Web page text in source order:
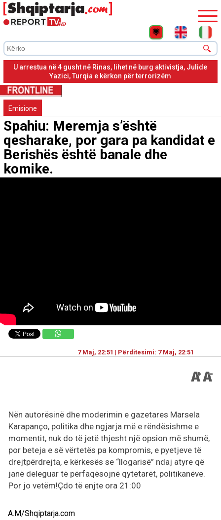
Lihet në burg Julide Yazici, kërkohet në Turqi për pjesëmarrje
në grup terrorist
Emisione
Spahiu: Meremja s’është
qesharake, por gara pa kandidat e
Berishës është banale dhe
komike.
7 Maj, 22:51 | Përditesimi: 7 Maj, 22:51
Nën autorësinë dhe moderimin e gazetares Marsela
Karapanço, politika dhe ngjarja më e rëndësishme e
momentit, nuk do të jetë thjesht një opsion më shumë,
por beteja e së vërtetës pa kompromis, e pyetjeve të
drejtpërdrejta, e kërkesës se “llogarisë” ndaj atyre që
janë deleguar të përfaqësojnë qytetarët, politikanëve.
Por jo vetëm!Çdo të enjte ora 21:00
A.M/Shqiptarja.com